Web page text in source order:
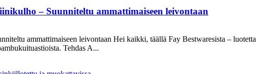
– Suunniteltu ammattimaiseen leivontaan
ammattimaiseen leivontaan Hei kaikki, täällä Fay Bestwaresista –
Tehdas A...